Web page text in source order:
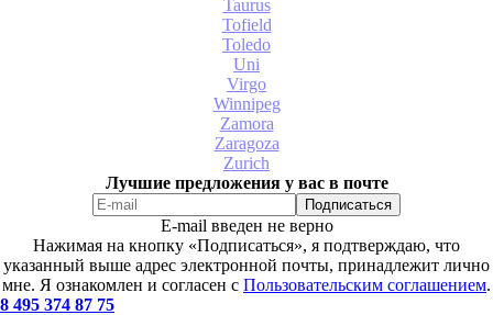
Taurus
Tofield
Toledo
Uni
Virgo
Winnipeg
Zamora
Zaragoza
Zurich
Лучшие предложения у вас в почте
E-mail введен не верно
Нажимая на кнопку «Подписаться», я подтверждаю, что
указанный выше адрес электронной почты, принадлежит лично
мне. Я ознакомлен и согласен с Пользовательским соглашением.
8 495 374 87 75